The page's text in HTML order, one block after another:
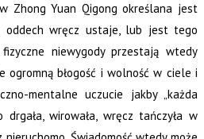
Zhong Yuan Qigong określana jest
oddech wręcz ustaje, lub jest tego
niewygody przestają wtedy
ogromną błogość i wolność w ciele i
mentalne uczucie jakby „każda
drgała, wirowała, wręcz tańczyła w